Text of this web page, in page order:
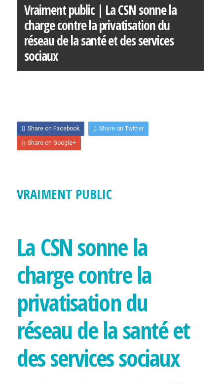
Vraiment public | La CSN sonne la
charge contre la privatisation du
réseau de la santé et des services
sociaux
Share on Facebook Share on Twitter
Share on Google+
VRAIMENT PUBLIC
La CSN sonne la
charge contre la
privatisation du
réseau de la santé et
des services sociaux